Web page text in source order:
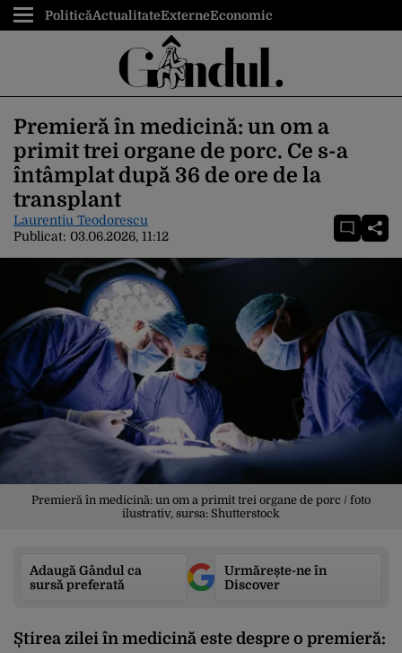
PoliticăActualitateExterneEconomic
Premieră în medicină: un om a
primit trei organe de porc. Ce s-a
întâmplat după 36 de ore de la
transplant
Laurentiu Teodorescu
Publicat: 03.06.2026, 11:12
Premieră în medicină: un om a primit trei organe de porc / foto
ilustrativ, sursa: Shutterstock
Adaugă Gândul ca
sursă preferată
Urmărește-ne în
Discover
Știrea zilei în medicină este despre o premieră: